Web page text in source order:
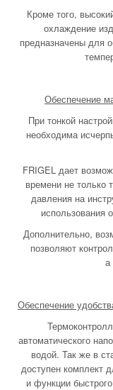
Кроме того,
охлаждение
предназначены для
Обеспечение
При тонкой
необходима
FRIGEL дает
времени не только
давления на
использования
Дополнительно,
позволяют
а
Обеспечение
автоматического
водой. Так же в
доступен комплект
и функции